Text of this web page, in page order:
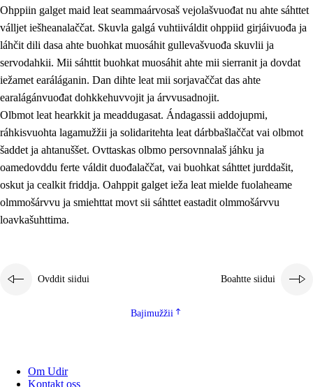
Ohppiin galget maid leat seammaárvosaš vejolašvuođat nu ahte sáhttet
válljet iešheanalaččat. Skuvla galgá vuhtiiváldit ohppiid girjáivuođa ja
láhčit dili dasa ahte buohkat muosáhit gullevašvuođa skuvlii ja
servodahkii. Mii sáhttit buohkat muosáhit ahte mii sierranit ja dovdat
iežamet earáláganin. Dan dihte leat mii sorjavaččat das ahte
earalágánvuođat dohkkehuvvojit ja árvvusadnojit.
Olbmot leat hearkkit ja meaddugasat. Ándagassii addojupmi,
ráhkisvuohta lagamužžii ja solidaritehta leat dárbbašlaččat vai olbmot
šaddet ja ahtanuššet. Ovttaskas olbmo persovnnalaš jáhku ja
oamedovddu ferte váldit duođalaččat, vai buohkat sáhttet jurddašit,
oskut ja cealkit friddja. Oahppit galget ieža leat mielde fuolaheame
olmmošárvvu ja smiehttat movt sii sáhttet eastadit olmmošárvvu
loavkašuhttima.
Ovddit siidui Boahtte siidui
Bajimužžii
Om Udir
Kontakt oss